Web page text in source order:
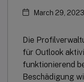
March 29, 2023
Die
für Outlook
funktionierend
Beschädigung